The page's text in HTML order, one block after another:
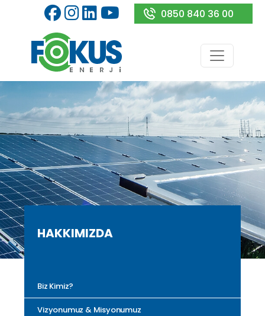
0850 840 36 00
HAKKIMIZDA
Biz Kimiz?
Vizyonumuz & Misyonumuz